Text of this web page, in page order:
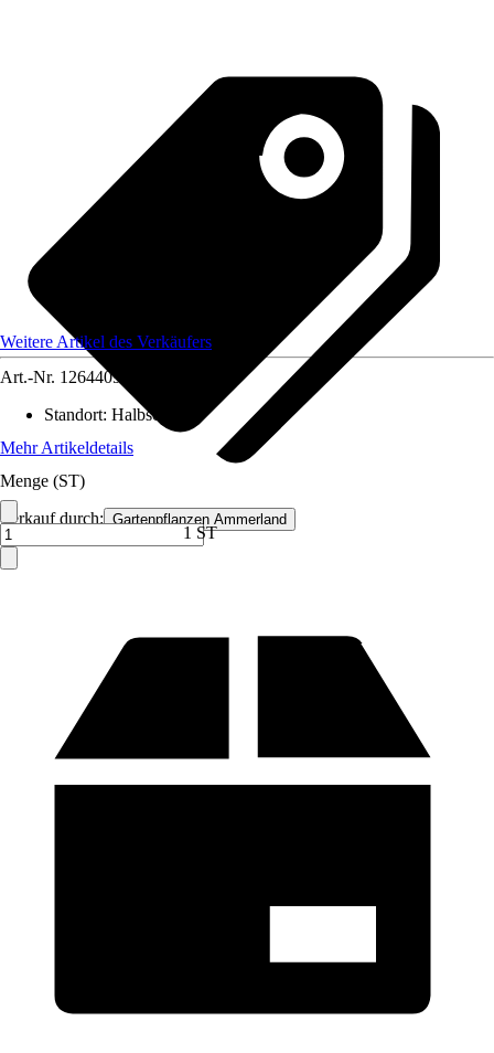
Verkauf durch: Gartenpflanzen Ammerland
Weitere Artikel des Verkäufers
Art.-Nr. 12644097
Standort: Halbschatten
Mehr Artikeldetails
Menge (ST)
1 ST